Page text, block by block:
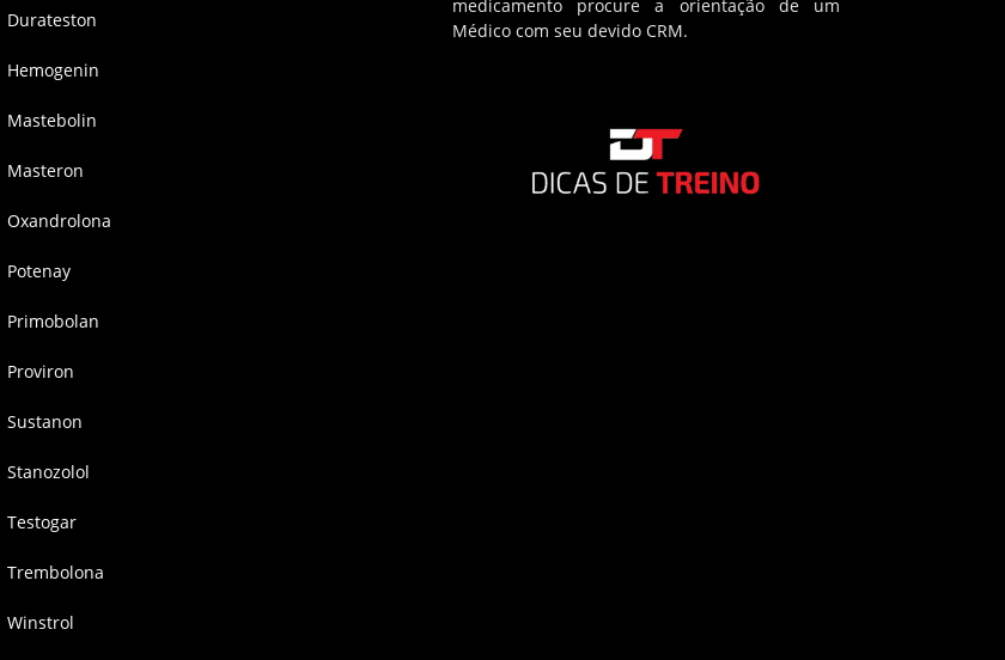
Durateston
Hemogenin
Mastebolin
Masteron
Oxandrolona
Potenay
Primobolan
Proviron
Sustanon
Stanozolol
Testogar
Trembolona
Winstrol
medicamento procure a orientação de um
Médico com seu devido CRM.